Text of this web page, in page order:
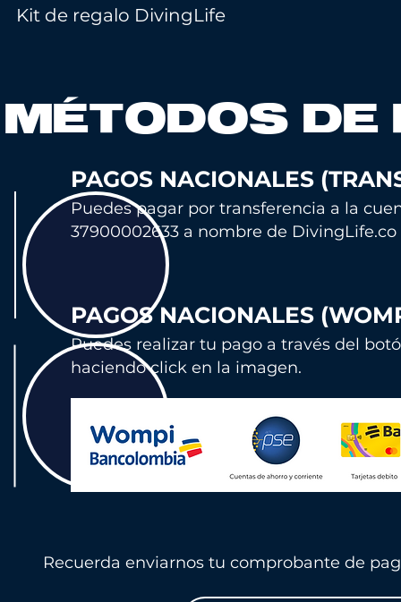
Kit de regalo DivingLife
MÉTODOS DE
PAGOS NACIONALES
Puedes pagar por transferencia a la cu
37900002633 a nombre de DivingLife.co
PAGOS NACIONALES
Puedes realizar tu pago a través del
haciendo click en la imagen.
Recuerda enviarnos tu comprobante de